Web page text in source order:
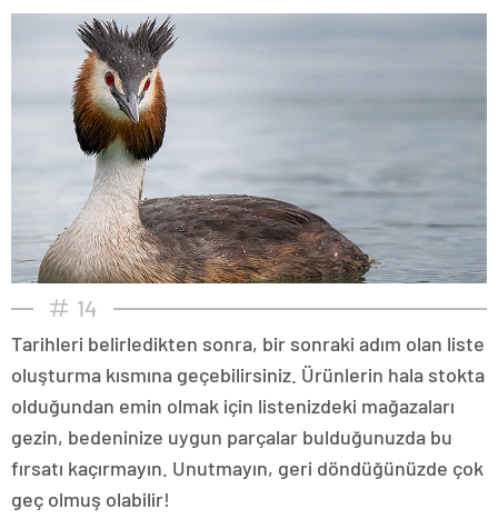
14
Tarihleri belirledikten sonra, bir sonraki adım olan liste
oluşturma kısmına geçebilirsiniz. Ürünlerin hala stokta
olduğundan emin olmak için listenizdeki mağazaları
gezin, bedeninize uygun parçalar bulduğunuzda bu
fırsatı kaçırmayın. Unutmayın, geri döndüğünüzde çok
geç olmuş olabilir!